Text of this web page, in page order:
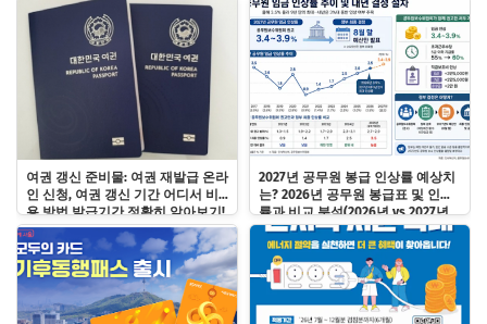
여권 갱신 준비물: 여권 재발급 온라
인 신청, 여권 갱신 기간 어디서 비
용 방법 발급기간 정확히 알아보기!
2027년 공무원 봉급 인상률 예상치
는? 2026년 공무원 봉급표 및 인상
률과 비교 분석(2026년 vs 2027년
예상 봉급표 시뮬레이션)